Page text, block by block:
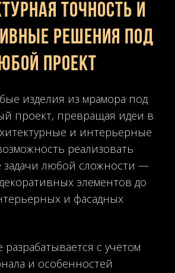
точность и
решения под
проект
изделия из мрамора под
проект, превращая идеи в
и интерьерные
реализовать
задачи любой сложности —
элементов до
и фасадных
разрабатывается с учётом
и особенностей